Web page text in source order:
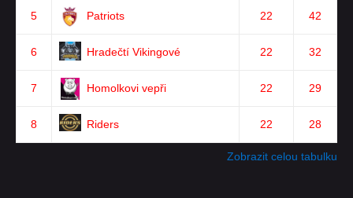
5 Patriots 22 42
6 Hradečtí Vikingové 22 32
7 Homolkovi vepři 22 29
8 Riders 22 28
Zobrazit celou tabulku